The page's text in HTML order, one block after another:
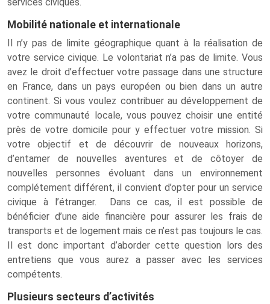
Mobilité nationale et internationale
Il n’y pas de limite géographique quant à la réalisation de
votre service civique. Le volontariat n’a pas de limite. Vous
avez le droit d’effectuer votre passage dans une structure
en France, dans un pays européen ou bien dans un autre
continent. Si vous voulez contribuer au développement de
votre communauté locale, vous pouvez choisir une entité
près de votre domicile pour y effectuer votre mission. Si
votre objectif et de découvrir de nouveaux horizons,
d’entamer de nouvelles aventures et de côtoyer de
nouvelles personnes évoluant dans un environnement
complétement différent, il convient d’opter pour un service
civique à l’étranger. Dans ce cas, il est possible de
bénéficier d’une aide financière pour assurer les frais de
transports et de logement mais ce n’est pas toujours le cas.
Il est donc important d’aborder cette question lors des
entretiens que vous aurez a passer avec les services
compétents.
Plusieurs secteurs d’activités